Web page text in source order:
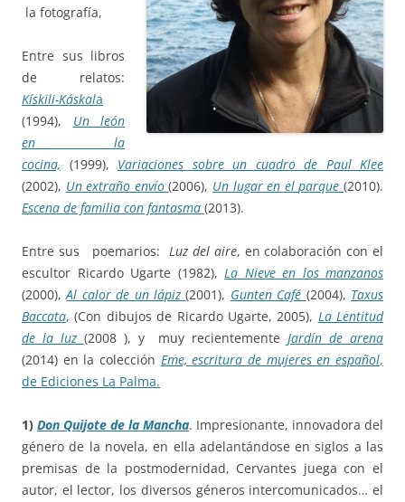
la fotografía,
Entre sus libros
de relatos:
Kískili-Káskala
(1994), Un león
en la
cocina, (1999), Variaciones sobre un cuadro de Paul Klee
(2002), Un extraño envío(2006), Un lugar en elparque(2010).
Escena de familia con fantasma (2013).
Entre sus poemarios: Luz del aire, en colaboración con el
escultor Ricardo Ugarte (1982), La Nieve en los manzanos
(2000),Al calor de un lápiz(2001), Gunten Café (2004), Taxus
Baccata, (Con dibujos de Ricardo Ugarte, 2005), La Lentitud
de la luz (2008 ), y muy recientementeJardín de arena
(2014) en la colección Eme, escritura de mujeres en español,
de Ediciones La Palma.
1) Don Quijote de la Mancha. Impresionante, innovadora del
género de la novela, en ella adelantándose en siglos a las
premisas de la postmodernidad, Cervantes juega con el
autor, el lector, los diversos géneros intercomunicados… el